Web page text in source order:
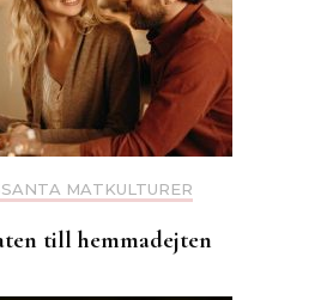
MATKULTURER
till hemmadejten